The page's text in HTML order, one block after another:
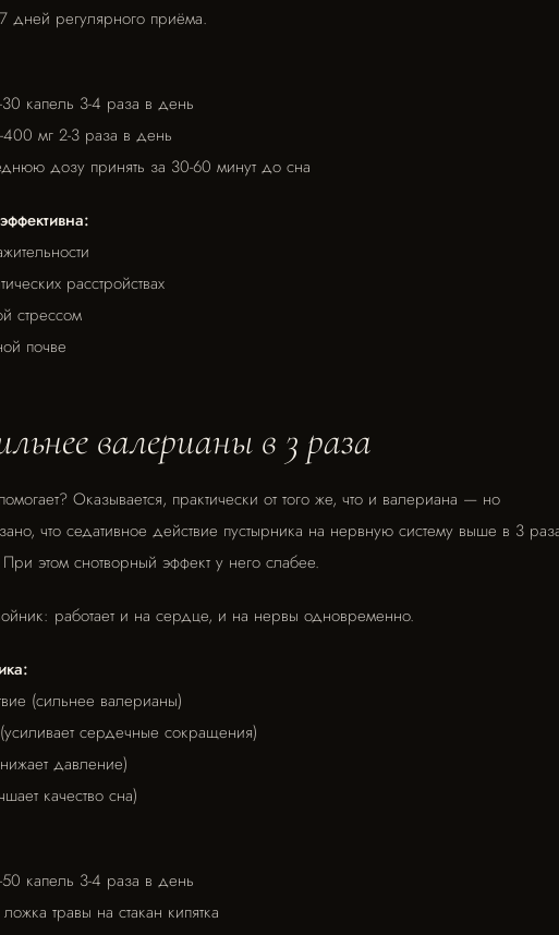
дней регулярного приёма.
капель 3-4 раза в день
400 мг 2-3 раза в день
дозу принять за 30-60 минут до сна
расстройствах
стрессом
почве
валерианы в 3 раза
Оказывается, практически от того же, что и валериана — но
что седативное действие пустырника на нервную систему выше в 3
этом снотворный эффект у него слабее.
работает и на сердце, и на нервы одновременно.
(сильнее валерианы)
сердечные сокращения)
давление)
качество сна)
капель 3-4 раза в день
травы на стакан кипятка